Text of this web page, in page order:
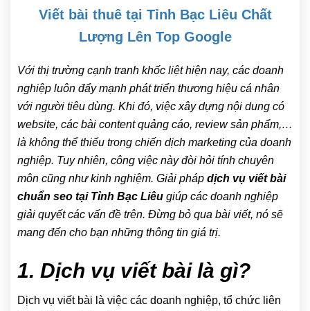
Viết bài thuê tại Tỉnh Bạc Liêu Chất
Lượng Lên Top Google
Với thị trường cạnh tranh khốc liệt hiện nay, các doanh
nghiệp luôn đẩy mạnh phát triển thương hiệu cá nhân
với người tiêu dùng. Khi đó, việc xây dựng nội dung có
website, các bài content quảng cáo, review sản phẩm,…
là không thể thiếu trong chiến dịch marketing của doanh
nghiệp. Tuy nhiên, công việc này đòi hỏi tính chuyên
môn cũng như kinh nghiệm. Giải pháp dịch vụ viết bài
chuẩn seo tại Tỉnh Bạc Liêu giúp các doanh nghiệp
giải quyết các vấn đề trên. Đừng bỏ qua bài viết, nó sẽ
mang đến cho bạn những thông tin giá trị.
1. Dịch vụ viết bài là gì?
Dịch vụ viết bài là việc các doanh nghiệp, tổ chức liên